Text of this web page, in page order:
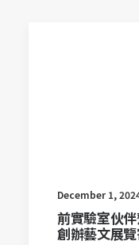
December 1,
前實驗室伙
創辦藝文展